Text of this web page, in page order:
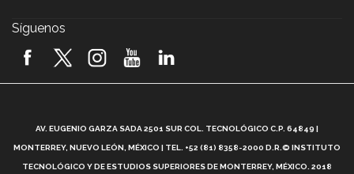
2026! (video)
¿Cómo es el Modelo Educativo Tec? (video)
Síguenos
AV. EUGENIO GARZA SADA 2501 SUR COL. TECNOLÓGICO C.P. 64849 |
MONTERREY, NUEVO LEÓN, MÉXICO | TEL. +52 (81) 8358-2000 D.R.© INSTITUTO
TECNOLÓGICO Y DE ESTUDIOS SUPERIORES DE MONTERREY, MÉXICO. 2018